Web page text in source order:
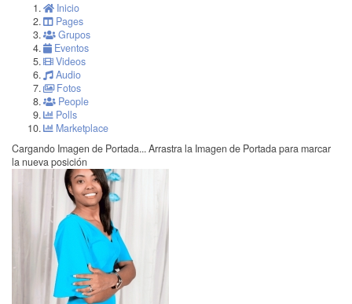
Inicio
Pages
Grupos
Eventos
Videos
Audio
Fotos
People
Polls
Marketplace
Cargando Imagen de Portada... Arrastra la Imagen de Portada para marcar
la nueva posición